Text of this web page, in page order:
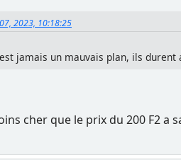
2023, 10:18:25
jamais un mauvais plan, ils durent
cher que le prix du 200 F2 a